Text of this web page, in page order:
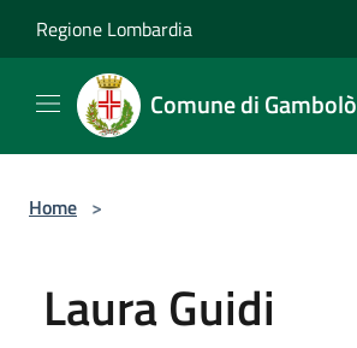
Regione Lombardia
Comune di Gambolò
Home >
Laura Guidi